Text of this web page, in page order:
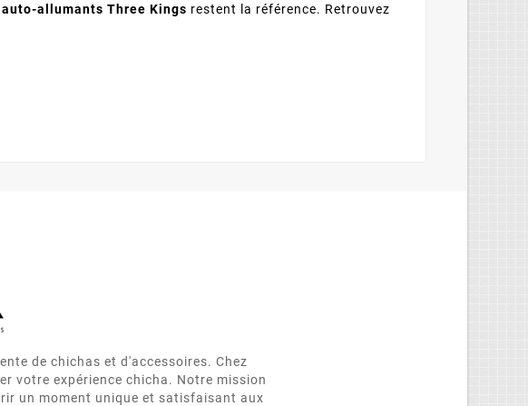
auto-allumants Three Kings restent la référence. Retrouvez
de chichas et d'accessoires. Chez
votre expérience chicha. Notre mission
un moment unique et satisfaisant aux